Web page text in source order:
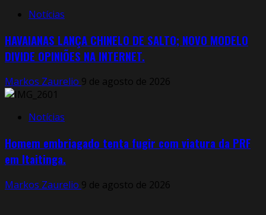
Notícias
HAVAIANAS LANÇA CHINELO DE SALTO; NOVO MODELO
DIVIDE OPINIÕES NA INTERNET.
Markos Zaurelio 9 de agosto de 2026
Notícias
Homem embriagado tenta fugir com viatura da PRF
em Itaitinga.
Markos Zaurelio 9 de agosto de 2026